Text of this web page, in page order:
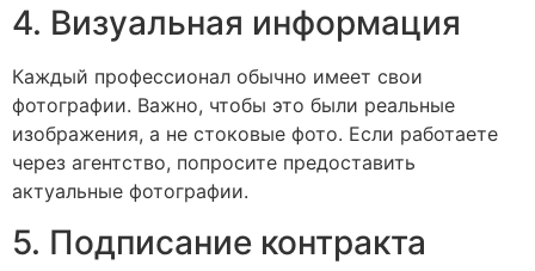
4. Визуальная информация
Каждый профессионал обычно имеет свои
фотографии. Важно, чтобы это были реальные
изображения, а не стоковые фото. Если работаете
через агентство, попросите предоставить
актуальные фотографии.
5. Подписание контракта